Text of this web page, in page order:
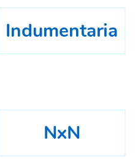
Indumentaria
NxN